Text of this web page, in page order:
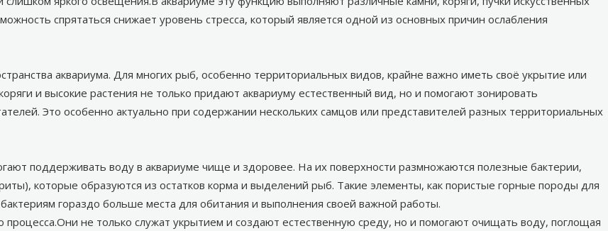
спрятаться снижает уровень стресса, который является одной из основных причин ослабления
аквариума. Для многих рыб, особенно территориальных видов, крайне важно иметь своё укрытие или
и высокие растения не только придают аквариуму естественный вид, но и помогают зонировать
Это особенно актуально при содержании нескольких самцов или представителей разных территориальных
поддерживать воду в аквариуме чище и здоровее. На их поверхности размножаются полезные бактерии,
которые образуются из остатков корма и выделений рыб. Такие элементы, как пористые горные породы для
гораздо больше места для обитания и выполнения своей важной работы.
не только служат укрытием и создают естественную среду, но и помогают очищать воду, поглощая